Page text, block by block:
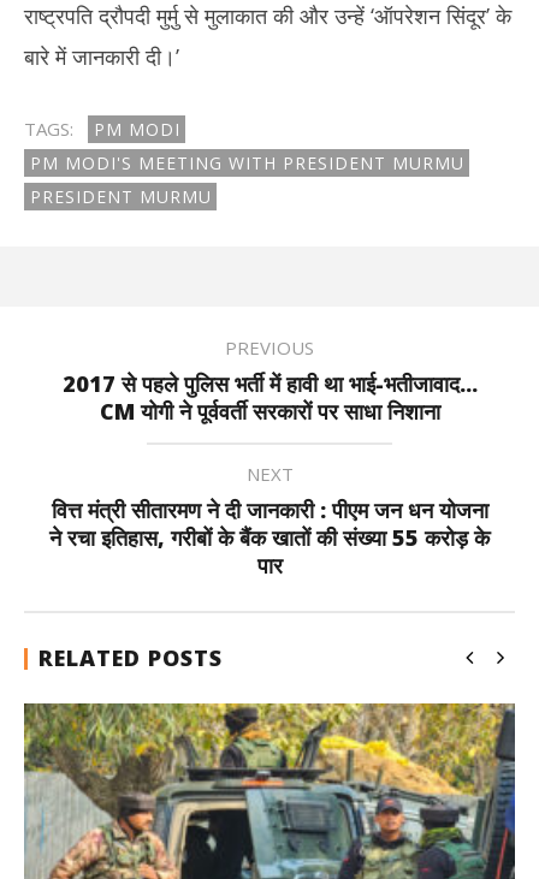
राष्ट्रपति द्रौपदी मुर्मु से मुलाकात की और उन्हें ‘ऑपरेशन सिंदूर’ के
बारे में जानकारी दी।’
TAGS:
PM MODI
PM MODI'S MEETING WITH PRESIDENT MURMU
PRESIDENT MURMU
PREVIOUS
2017 से पहले पुलिस भर्ती में हावी था भाई-भतीजावाद...
CM योगी ने पूर्ववर्ती सरकारों पर साधा निशाना
NEXT
वित्त मंत्री सीतारमण ने दी जानकारी : पीएम जन धन योजना
ने रचा इतिहास, गरीबों के बैंक खातों की संख्या 55 करोड़ के
पार
RELATED POSTS